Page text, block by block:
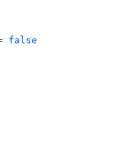
false